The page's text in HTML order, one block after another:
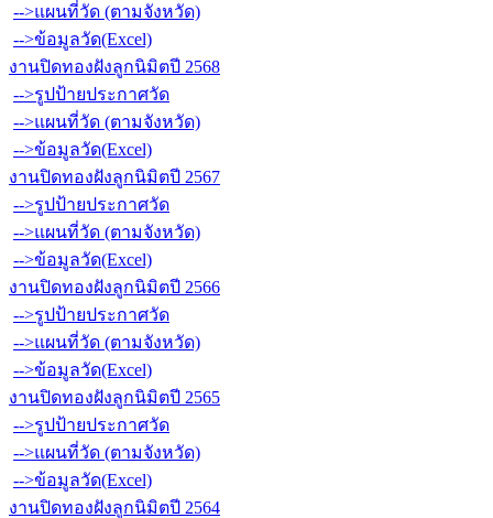
-->แผนที่วัด (ตามจังหวัด)
-->ข้อมูลวัด(Excel)
งานปิดทองฝังลูกนิมิตปี 2568
-->รูปป้ายประกาศวัด
-->แผนที่วัด (ตามจังหวัด)
-->ข้อมูลวัด(Excel)
งานปิดทองฝังลูกนิมิตปี 2567
-->รูปป้ายประกาศวัด
-->แผนที่วัด (ตามจังหวัด)
-->ข้อมูลวัด(Excel)
งานปิดทองฝังลูกนิมิตปี 2566
-->รูปป้ายประกาศวัด
-->แผนที่วัด (ตามจังหวัด)
-->ข้อมูลวัด(Excel)
งานปิดทองฝังลูกนิมิตปี 2565
-->รูปป้ายประกาศวัด
-->แผนที่วัด (ตามจังหวัด)
-->ข้อมูลวัด(Excel)
งานปิดทองฝังลูกนิมิตปี 2564